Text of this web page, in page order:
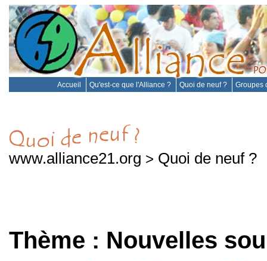
Accueil Qu'est-ce que l'Alliance ? Quoi de neuf ? Groupes
www.alliance21.org > Quoi de neuf ?
Thème : Nouvelles